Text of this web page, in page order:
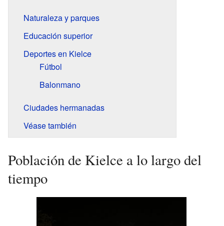
Naturaleza y parques
Educación superior
Deportes en Kielce
Fútbol
Balonmano
Ciudades hermanadas
Véase también
Población de Kielce a lo largo del
tiempo